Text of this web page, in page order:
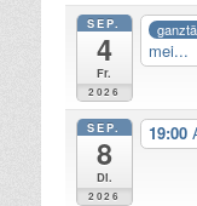
SEP.
4
Fr.
2026
mei...
SEP.
8
Di.
2026
19:00